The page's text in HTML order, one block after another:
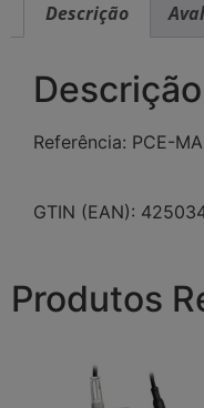
Descrição
Descrição
Referência: PCE-
GTIN (EAN):
Produtos